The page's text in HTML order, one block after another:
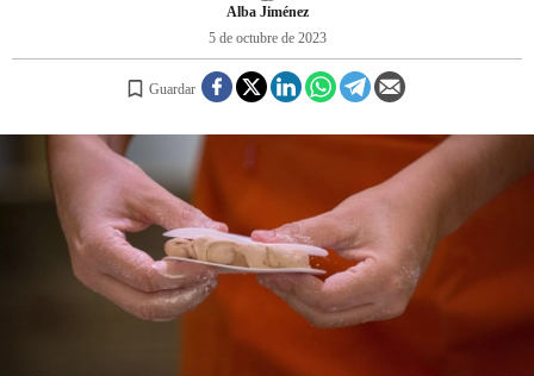
INICIAR SESIÓN
Alba Jiménez
5 de octubre de 2023
Guardar